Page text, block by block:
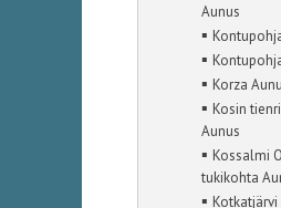
Aunus
▪
▪
▪ Korza
▪ Kosin
Aunus
▪ Kossalmi
tukikohta
▪ Kotkatjärvi